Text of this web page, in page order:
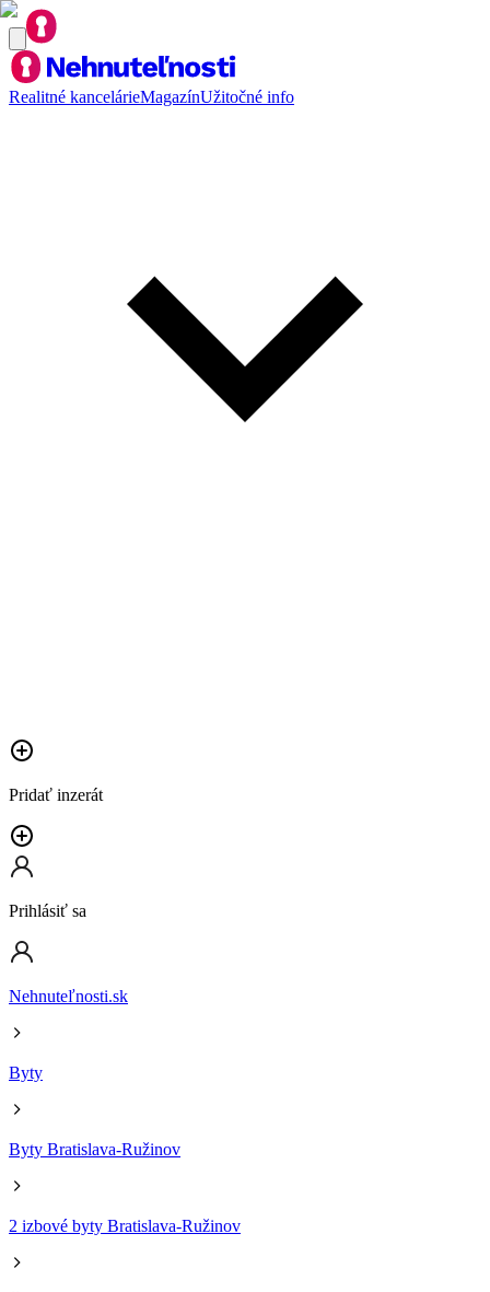
Realitné kancelárieMagazínUžitočné info
Pridať inzerát
Prihlásiť sa
Nehnuteľnosti.sk
Byty
Byty Bratislava-Ružinov
2 izbové byty Bratislava-Ružinov